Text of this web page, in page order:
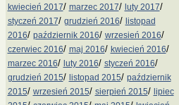
kwiecień 2017/ marzec 2017/ luty 2017/
styczeń 2017/ grudzień 2016/ listopad
2016/ październik 2016/ wrzesień 2016/
czerwiec 2016/ maj 2016/ kwiecień 2016/
marzec 2016/ luty 2016/ styczeń 2016/
grudzień 2015/ listopad 2015/ październik
2015/ wrzesień 2015/ sierpień 2015/ lipiec